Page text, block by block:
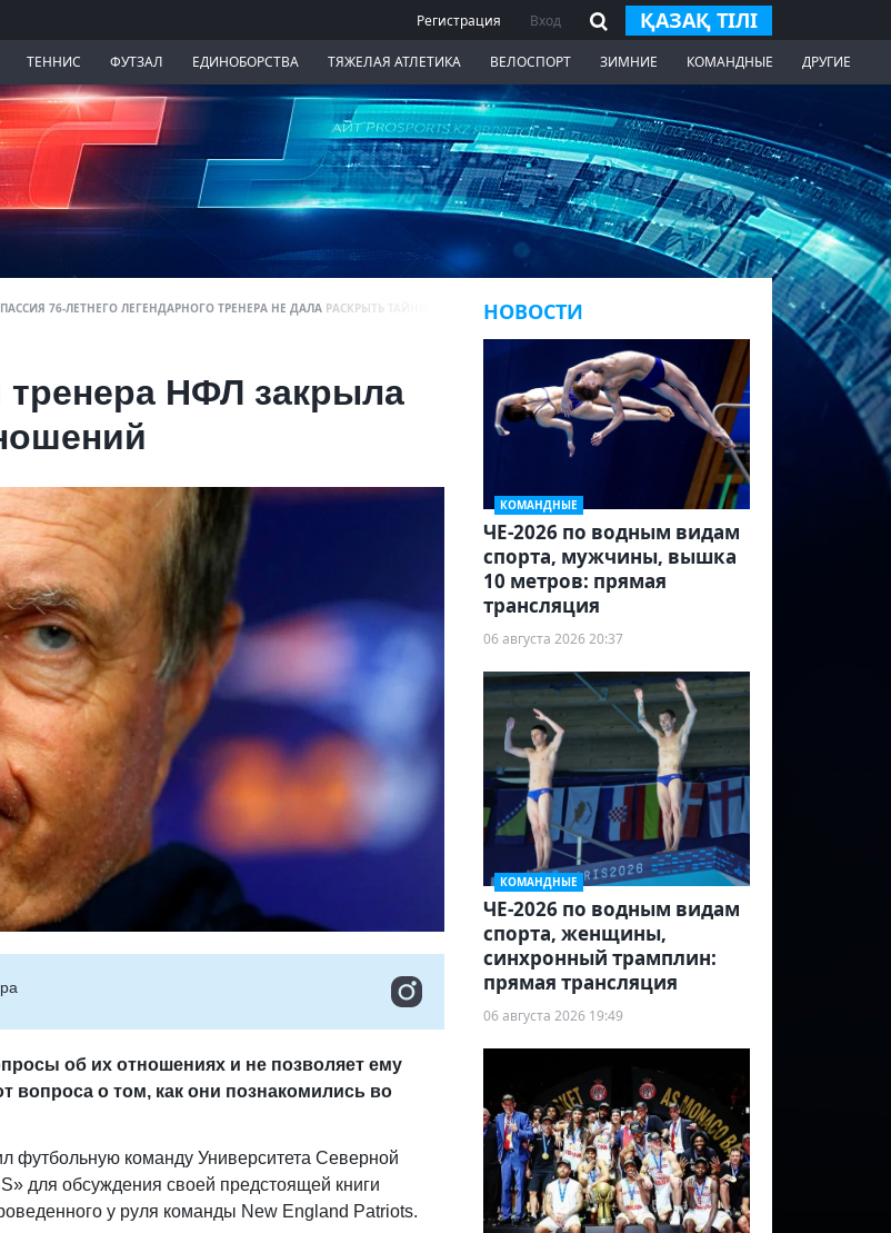
Регистрация Вход ҚАЗАҚ ТІЛІ
ТЕННИС ФУТЗАЛ ЕДИНОБОРСТВА ТЯЖЕЛАЯ АТЛЕТИКА ВЕЛОСПОРТ ЗИМНИЕ КОМАНДНЫЕ ДРУГИЕ
76-ЛЕТНЕГО ЛЕГЕНДАРНОГО ТРЕНЕРА НЕ ДАЛА РАСКРЫТЬ ТАЙНЫ ИХ РОМАНА
тренера НФЛ закрыла
об их отношениях и не позволяет ему
вопроса о том, как они познакомились во
футбольную команду Университета Северной
для обсуждения своей предстоящей книги
у руля команды New England Patriots.
НОВОСТИ
КОМАНДНЫЕ
ЧЕ-2026 по водным видам
спорта, мужчины, вышка
10 метров: прямая
трансляция
06 августа 2026 20:37
КОМАНДНЫЕ
ЧЕ-2026 по водным видам
спорта, женщины,
синхронный трамплин:
прямая трансляция
06 августа 2026 19:49